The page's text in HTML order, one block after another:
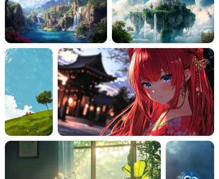
Quitar marca de agua de video